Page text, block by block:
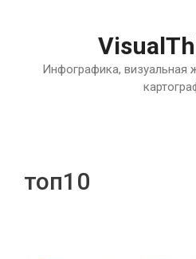
Инфографика, визуальная
топ10